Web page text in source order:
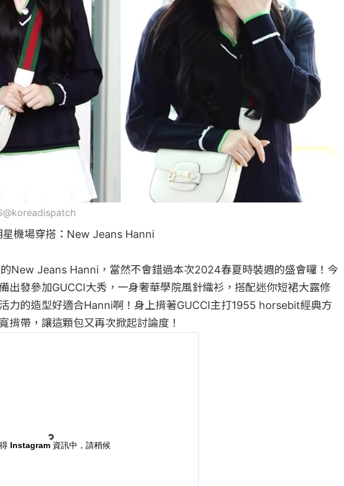
機場穿搭：New Jeans Hanni
New Jeans Hanni，當然不會錯過本次2024春夏時裝週的盛會囉！今
出發參加GUCCI大秀，一身奢華學院風針織衫，搭配迷你短裙大露修
力的造型好適合Hanni啊！身上揹著GUCCI主打1955 horsebit經典方
Instagram 資訊中，請稍候